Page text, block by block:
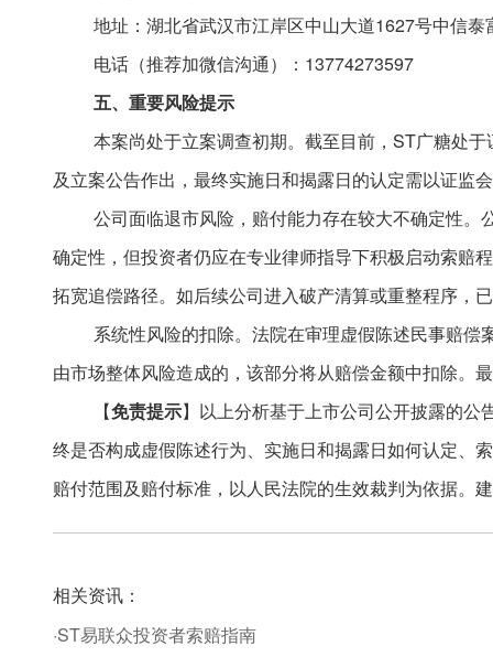
地址：湖北省武汉市江岸区中山大道1627号中信泰
电话（推荐加微信沟通）： 13774273597
五、重要风险提示
本案尚处于立案调查初期。截至目前，ST广糖处于
及立案公告作出，最终实施日和揭露日的认定需以证监
公司面临退市风险，赔付能力存在较大不确定性
确定性，但投资者仍应在专业律师指导下积极启动索赔
拓宽追偿路径。如后续公司进入破产清算或重整程序，
系统性风险的扣除。法院在审理虚假陈述民事赔
由市场整体风险造成的，该部分将从赔偿金额中扣除。
【免责提示】以上分析基于上市公司公开披露的公
终是否构成虚假陈述行为、实施日和揭露日如何认定、
赔付范围及赔付标准，以人民法院的生效裁判为依据。
相关资讯：
·ST易联众投资者索赔指南